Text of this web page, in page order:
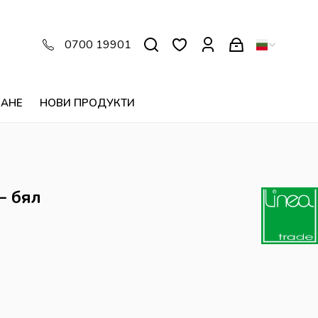
НОВИ ПРОДУКТИ
0700 19901
бял